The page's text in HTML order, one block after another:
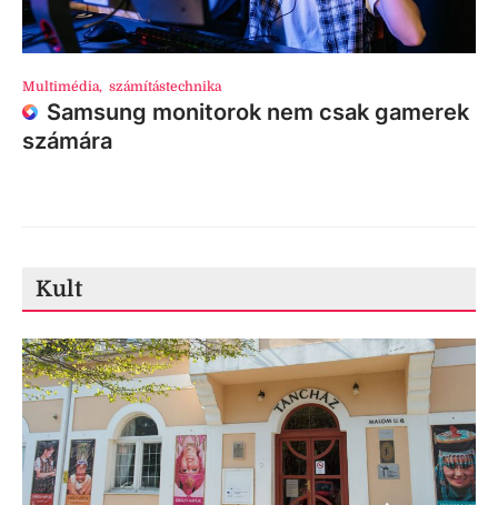
Multimédia, számítástechnika
Samsung monitorok nem csak gamerek
számára
Kult